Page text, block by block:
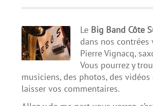
Le Big Band Côte
dans nos
Pierre Vignacq,
Vous pourrez y
musiciens, des photos, des
laisser vos commentaires.